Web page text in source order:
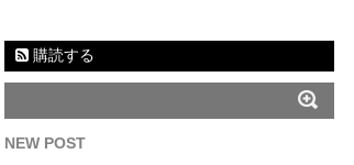
購読する
NEW POST